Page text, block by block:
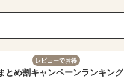
とめ割
レビューでお得
キャンペーンランキング